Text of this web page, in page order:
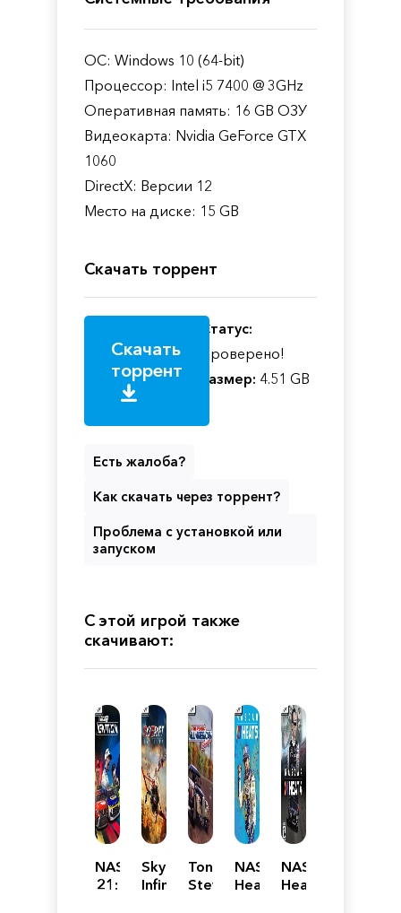
ОС: Windows 10 (64-bit)
Процессор: Intel i5 7400 @ 3GHz
Оперативная память: 16 GB ОЗУ
Видеокарта: Nvidia GeForce GTX
1060
DirectX: Версии 12
Место на диске: 15 GB
Скачать торрент
Скачать
торрент
Статус:
Проверено!
Размер: 4.51 GB
Есть жалоба?
Как скачать через торрент?
Проблема с установкой или
запуском
С этой игрой также
скачивают:
NASCAR
21:
Skydrift
Infinity
Tony
Stewart's
NASCAR
Heat
NASCAR
Heat